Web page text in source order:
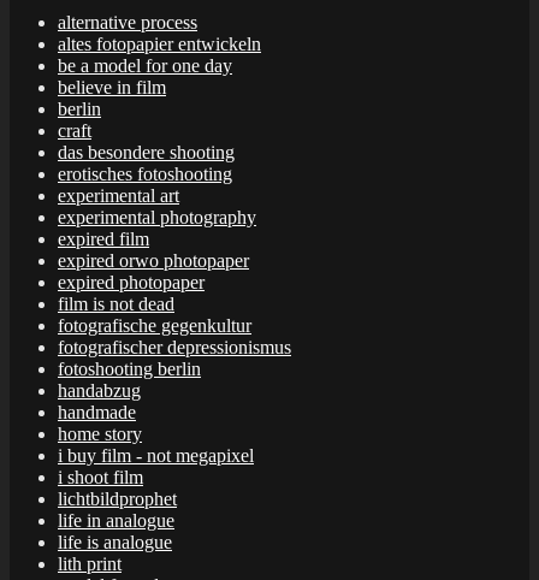
alternative process
altes fotopapier entwickeln
be a model for one day
believe in film
berlin
craft
das besondere shooting
erotisches fotoshooting
experimental art
experimental photography
expired film
expired orwo photopaper
expired photopaper
film is not dead
fotografische gegenkultur
fotografischer depressionismus
fotoshooting berlin
handabzug
handmade
home story
i buy film - not megapixel
i shoot film
lichtbildprophet
life in analogue
life is analogue
lith print